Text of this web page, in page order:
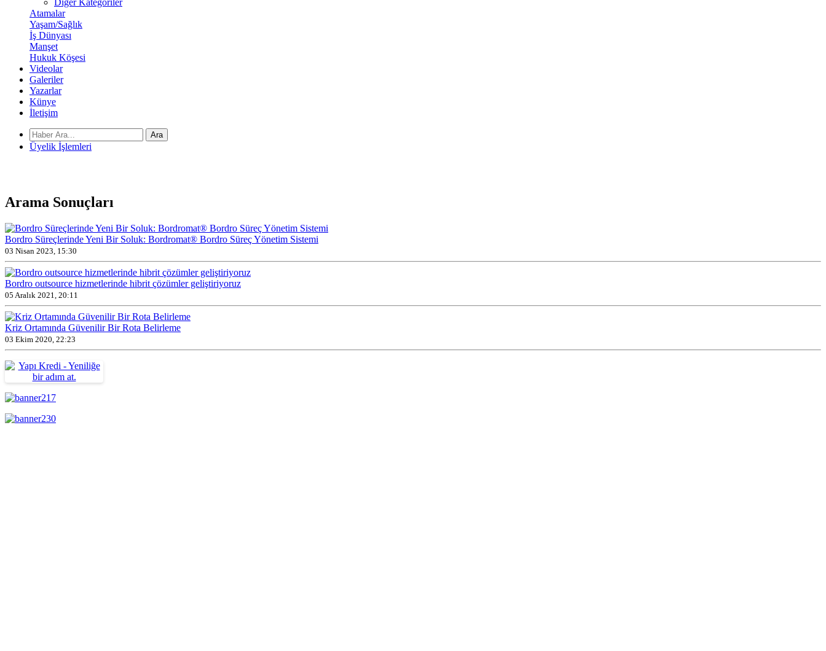
Diğer Kategoriler
Atamalar
Yaşam/Sağlık
İş Dünyası
Manşet
Hukuk Köşesi
Videolar
Galeriler
Yazarlar
Künye
İletişim
Ara
Üyelik İşlemleri
Arama Sonuçları
Bordro Süreçlerinde Yeni Bir Soluk: Bordromat® Bordro Süreç Yönetim Sistemi
03 Nisan 2023, 15:30
Bordro outsource hizmetlerinde hibrit çözümler geliştiriyoruz
05 Aralık 2021, 20:11
Kriz Ortamında Güvenilir Bir Rota Belirleme
03 Ekim 2020, 22:23